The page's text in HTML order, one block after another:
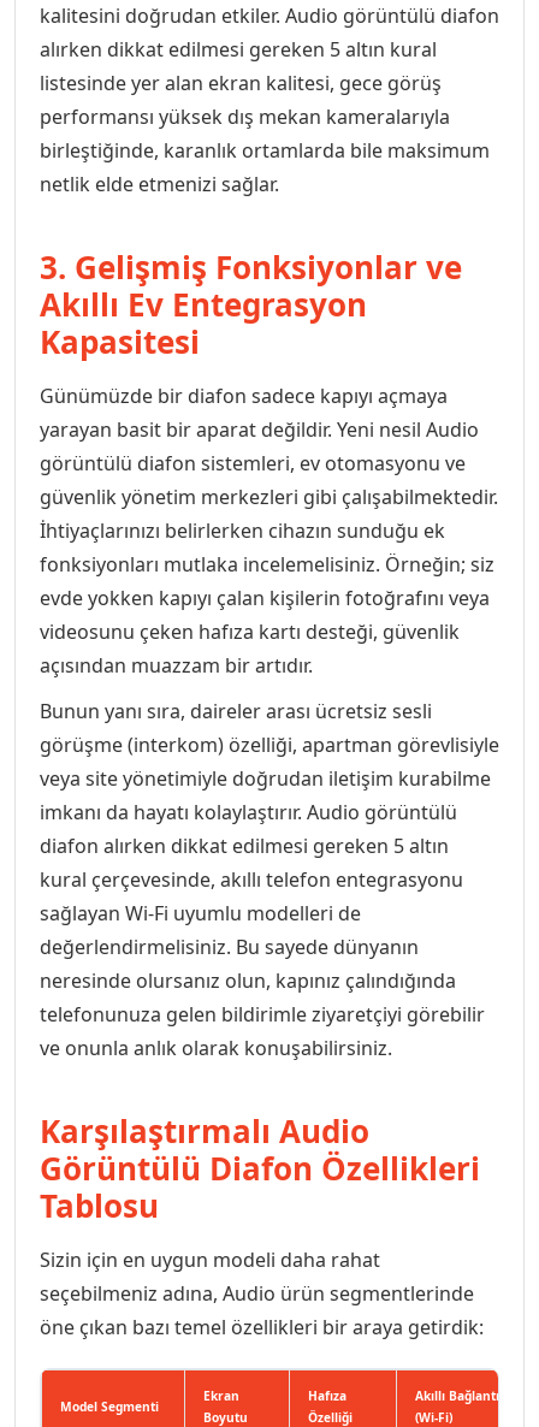
kalitesini doğrudan etkiler. Audio görüntülü diafon
alırken dikkat edilmesi gereken 5 altın kural
listesinde yer alan ekran kalitesi, gece görüş
performansı yüksek dış mekan kameralarıyla
birleştiğinde, karanlık ortamlarda bile maksimum
netlik elde etmenizi sağlar.
3. Gelişmiş Fonksiyonlar ve
Akıllı Ev Entegrasyon
Kapasitesi
Günümüzde bir diafon sadece kapıyı açmaya
yarayan basit bir aparat değildir. Yeni nesil Audio
görüntülü diafon sistemleri, ev otomasyonu ve
güvenlik yönetim merkezleri gibi çalışabilmektedir.
İhtiyaçlarınızı belirlerken cihazın sunduğu ek
fonksiyonları mutlaka incelemelisiniz. Örneğin; siz
evde yokken kapıyı çalan kişilerin fotoğrafını veya
videosunu çeken hafıza kartı desteği, güvenlik
açısından muazzam bir artıdır.
Bunun yanı sıra, daireler arası ücretsiz sesli
görüşme (interkom) özelliği, apartman görevlisiyle
veya site yönetimiyle doğrudan iletişim kurabilme
imkanı da hayatı kolaylaştırır. Audio görüntülü
diafon alırken dikkat edilmesi gereken 5 altın
kural çerçevesinde, akıllı telefon entegrasyonu
sağlayan Wi-Fi uyumlu modelleri de
değerlendirmelisiniz. Bu sayede dünyanın
neresinde olursanız olun, kapınız çalındığında
telefonunuza gelen bildirimle ziyaretçiyi görebilir
ve onunla anlık olarak konuşabilirsiniz.
Karşılaştırmalı Audio
Görüntülü Diafon Özellikleri
Tablosu
Sizin için en uygun modeli daha rahat
seçebilmeniz adına, Audio ürün segmentlerinde
öne çıkan bazı temel özellikleri bir araya getirdik:
Model Segmenti
Ekran
Boyutu
Hafıza
Özelliği
Akıllı Bağlantı
(Wi-Fi)